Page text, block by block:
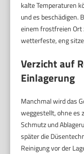
kalte Temperaturen
und es beschädigen.
einem frostfreien Ort
wetterfeste, eng
Verzicht auf
Einlagerung
Manchmal wird das
weggestellt, ohne es
Schmutz und
später die
Reinigung vor der